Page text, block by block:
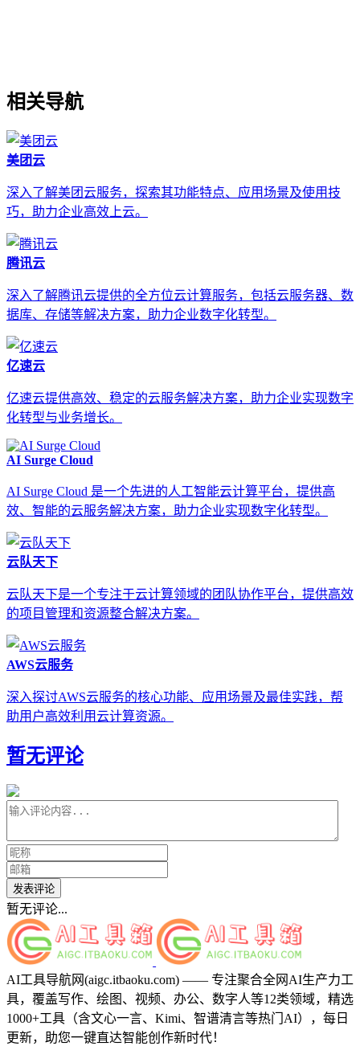
相关导航
美团云
深入了解美团云服务，探索其功能特点、应用场景及使用技
巧，助力企业高效上云。
腾讯云
深入了解腾讯云提供的全方位云计算服务，包括云服务器、数
据库、存储等解决方案，助力企业数字化转型。
亿速云
亿速云提供高效、稳定的云服务解决方案，助力企业实现数字
化转型与业务增长。
AI Surge Cloud
AI Surge Cloud 是一个先进的人工智能云计算平台，提供高
效、智能的云服务解决方案，助力企业实现数字化转型。
云队天下
云队天下是一个专注于云计算领域的团队协作平台，提供高效
的项目管理和资源整合解决方案。
AWS云服务
深入探讨AWS云服务的核心功能、应用场景及最佳实践，帮
助用户高效利用云计算资源。
暂无评论
发表评论
暂无评论...
AI工具导航网(aigc.itbaoku.com) —— 专注聚合全网AI生产力工
具，覆盖写作、绘图、视频、办公、数字人等12类领域，精选
1000+工具（含文心一言、Kimi、智谱清言等热门AI），每日
更新，助您一键直达智能创作新时代！